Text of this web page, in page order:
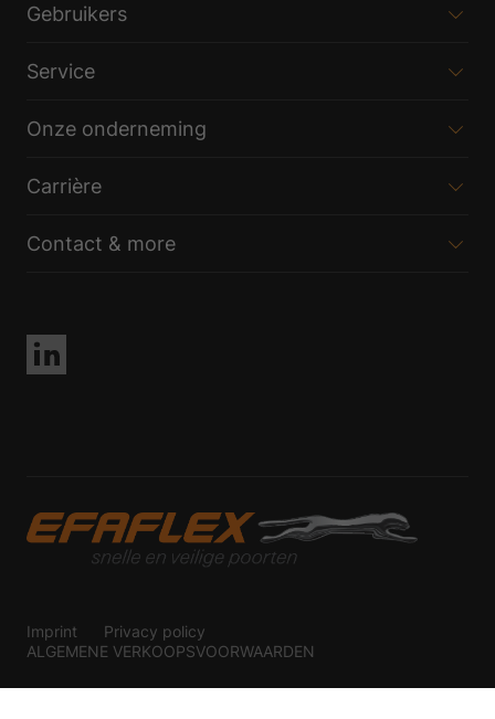
Gebruikers
Service
Onze onderneming
Carrière
Contact & more
Imprint
Privacy policy
ALGEMENE VERKOOPSVOORWAARDEN